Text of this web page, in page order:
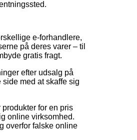
e-forhandlere,
på deres varer – til
gratis fragt.
efter udsalg på
med at skaffe sig
for en pris
online virksomhed.
overfor falske online